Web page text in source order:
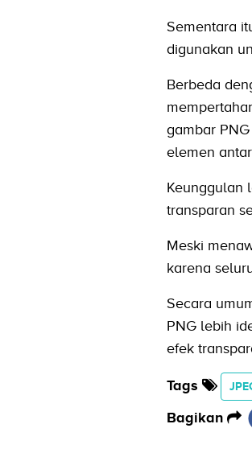
Sementara
digunakan
Berbeda
gambar
elemen
Keunggulan
transparan
Meski
karena
Secara
PNG lebih
efek
Tags
Bagikan